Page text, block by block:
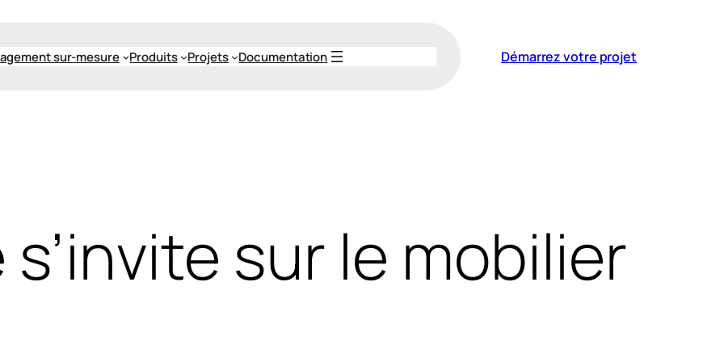
sur-mesure Produits Projets Documentation Démarrez votre projet
s’invite sur le mobilier